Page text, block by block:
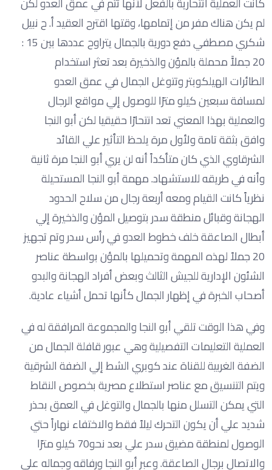
لم يكن هناك مفر من إتمامها، وقتها اقترح العقيد أ. ح نبيل
شكري مصطفي دفع دورية بالجمال يتراوح عددها بين 15 :
20 جملاًَ محملة بالمؤن والذخيرة بعد تعثر استخدام
الطائرات الهيلكوبتر وتتوغل الجمال في عمق العدو
لمسافة سبعين كيلو مترًا للوصول إلي مواقع الرجال
والعملية بهذا المعني تعد انتحارًا حقيقيا لكن أبو النجا
وافق بثقة تامة ولأول مرة يلحظ التأثير علي القائد
الشرقاوي الذي كان متأكداً أنه لن يري أبو النجا مرة ثانية
وأنه في طريقه للاستشهاد. مهمة أبو النجا المستحيلة
نظرياً كانت القيام ومعه أربعة رجال من سلاح الحدود
الهجانة وقبائل منطقة سدر بتوصيل المؤن والذخيرة إلي
أبطال الصاعقة خلف خطوط العدو في رأس سدر وتم تجهيز
20 جملاً لهذه المهمة وتحميلها بالمؤن بواسطة عناصر
الشئون الإدارية للجيش الثالث وبعض أفراد الهجانة والبدو
أصحاب الخبرة في إظهار الجمال كأنها تحمل أشياء عادية.
وفي هذا الوقت تلقي أبو النجا والمجموعة المرافقة له في
العملية التعليمات التفصيلية وهي عبور قافلة الجمال من
الضفة الغربية للقناة عند كوبري الشط إلي الضفة الشرقية
ويتم التنسيق مع عناصر استطلاع مصرية بخصوص النقاط
التي يمكن التسلل منها بالجمال والتوغل في العمق بحذر
شديد علي أن يكون التحرك ليلاً فقط والاختفاء نهاراً حتي
الوصول لمنطقة مضيق سدر علي بعد نحو70 كيلو مترًا
والاتصال برجال الصاعقة. وعبر أبو النجا ورفاقه وجماله علي